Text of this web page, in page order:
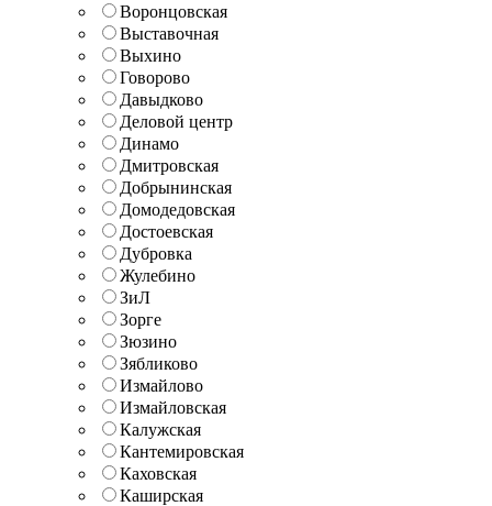
Воронцовская
Выставочная
Выхино
Говорово
Давыдково
Деловой центр
Динамо
Дмитровская
Добрынинская
Домодедовская
Достоевская
Дубровка
Жулебино
ЗиЛ
Зорге
Зюзино
Зябликово
Измайлово
Измайловская
Калужская
Кантемировская
Каховская
Каширская